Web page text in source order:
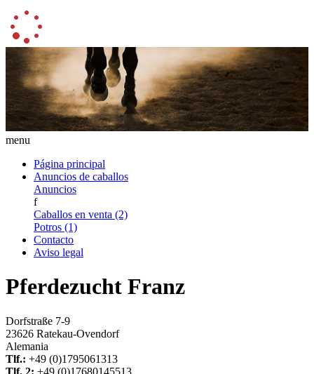
menu
Página principal
Anuncios de caballos
Anuncios
f
Caballos en venta (2)
Potros (1)
Contacto
Aviso legal
Pferdezucht Franz
Dorfstraße 7-9
23626 Ratekau-Ovendorf
Alemania
Tlf.: +49 (0)1795061313
Tlf. 2: +49 (0)17680145513